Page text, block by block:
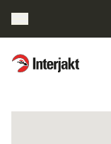
Interjakt SE